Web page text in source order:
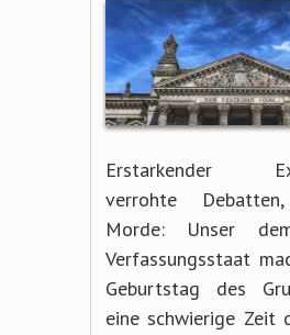
Erstarkender
verrohte
Morde: Unser
Verfassungsstaat
Geburtstag des
eine schwierige Zeit